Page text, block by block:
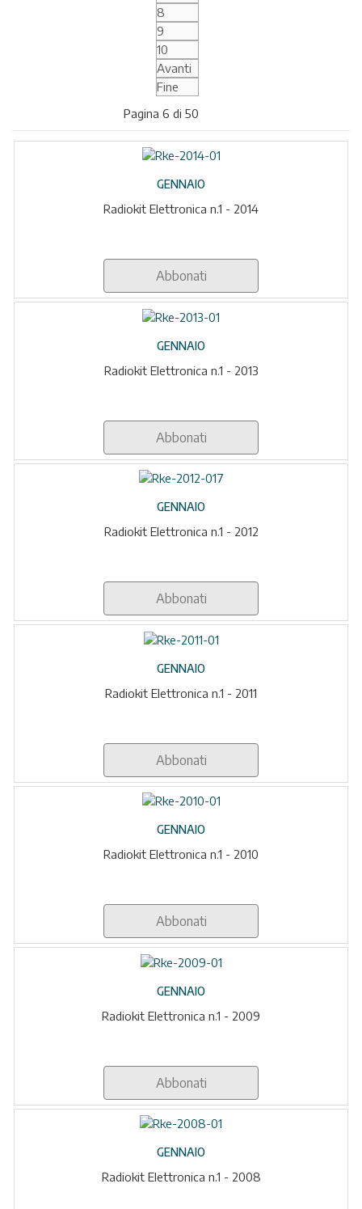
8
9
10
Avanti
Fine
Pagina 6 di 50
GENNAIO
Radiokit Elettronica n.1 - 2014
Abbonati
GENNAIO
Radiokit Elettronica n.1 - 2013
Abbonati
GENNAIO
Radiokit Elettronica n.1 - 2012
Abbonati
GENNAIO
Radiokit Elettronica n.1 - 2011
Abbonati
GENNAIO
Radiokit Elettronica n.1 - 2010
Abbonati
GENNAIO
Radiokit Elettronica n.1 - 2009
Abbonati
GENNAIO
Radiokit Elettronica n.1 - 2008